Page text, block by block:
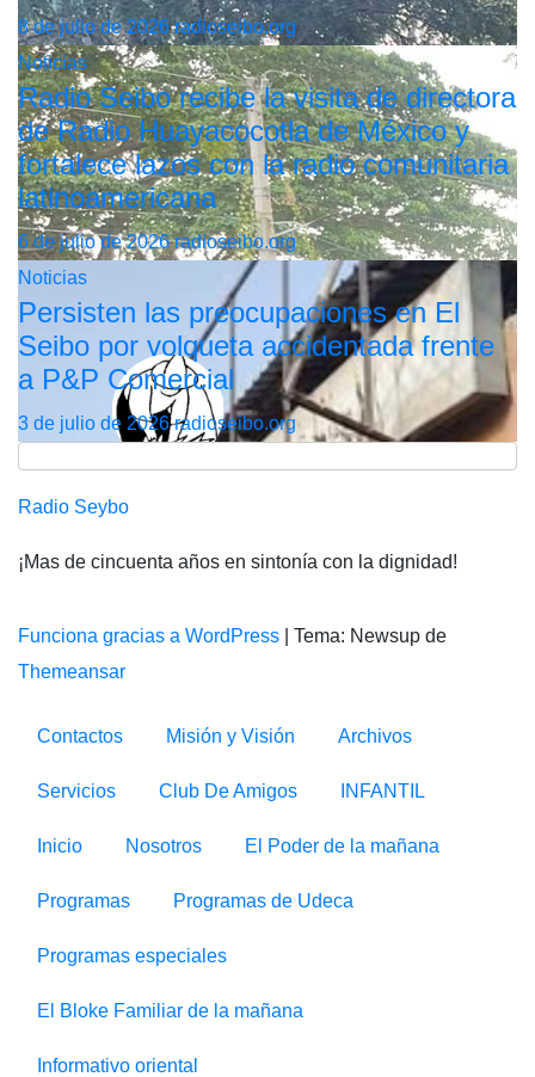
8 de julio de 2026radioseibo.org
Noticias
Radio Seibo recibe la visita de directora
de Radio Huayacocotla de México y
fortalece lazos con la radio comunitaria
latinoamericana
6 de julio de 2026radioseibo.org
Noticias
Persisten las preocupaciones en El
Seibo por volqueta accidentada frente
a P&P Comercial
3 de julio de 2026radioseibo.org
Radio Seybo
¡Mas de cincuenta años en sintonía con la dignidad!
Funciona gracias a WordPress
Tema: Newsup de
Themeansar
Contactos Misión y Visión Archivos
Servicios Club De Amigos INFANTIL
Inicio Nosotros El Poder de la mañana
Programas Programas de Udeca
Programas especiales
El Bloke Familiar de la mañana
Informativo oriental